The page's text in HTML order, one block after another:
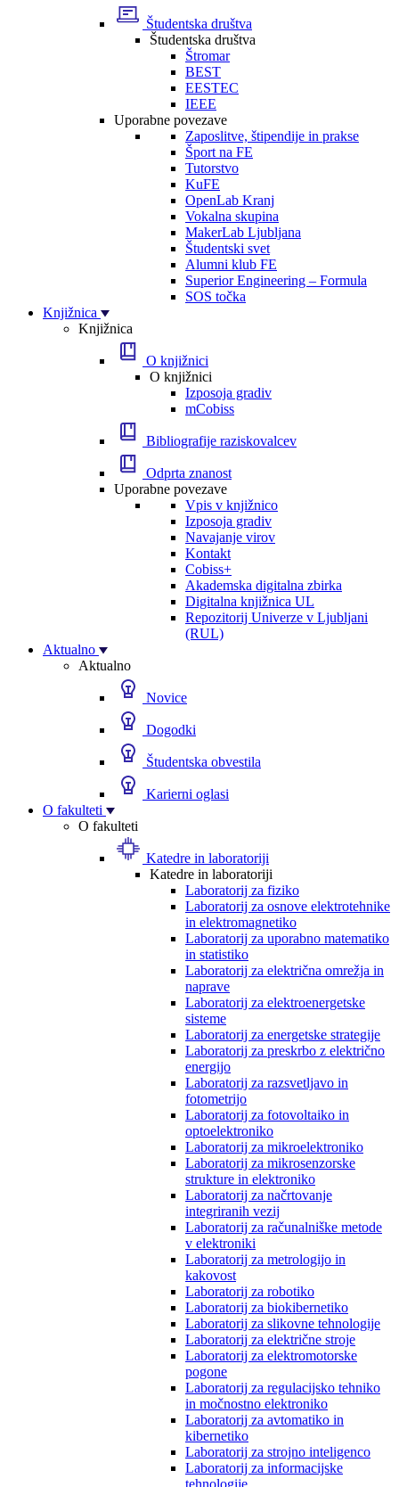
Študentska društva
Študentska društva
Štromar
BEST
EESTEC
IEEE
Uporabne povezave
Zaposlitve, štipendije in prakse
Šport na FE
Tutorstvo
KuFE
OpenLab Kranj
Vokalna skupina
MakerLab Ljubljana
Študentski svet
Alumni klub FE
Superior Engineering – Formula
SOS točka
Knjižnica
Knjižnica
O knjižnici
O knjižnici
Izposoja gradiv
mCobiss
Bibliografije raziskovalcev
Odprta znanost
Uporabne povezave
Vpis v knjižnico
Izposoja gradiv
Navajanje virov
Kontakt
Cobiss+
Akademska digitalna zbirka
Digitalna knjižnica UL
Repozitorij Univerze v Ljubljani
(RUL)
Aktualno
Aktualno
Novice
Dogodki
Študentska obvestila
Karierni oglasi
O fakulteti
O fakulteti
Katedre in laboratoriji
Katedre in laboratoriji
Laboratorij za fiziko
Laboratorij za osnove elektrotehnike
in elektromagnetiko
Laboratorij za uporabno matematiko
in statistiko
Laboratorij za električna omrežja in
naprave
Laboratorij za elektroenergetske
sisteme
Laboratorij za energetske strategije
Laboratorij za preskrbo z električno
energijo
Laboratorij za razsvetljavo in
fotometrijo
Laboratorij za fotovoltaiko in
optoelektroniko
Laboratorij za mikroelektroniko
Laboratorij za mikrosenzorske
strukture in elektroniko
Laboratorij za načrtovanje
integriranih vezij
Laboratorij za računalniške metode
v elektroniki
Laboratorij za metrologijo in
kakovost
Laboratorij za robotiko
Laboratorij za biokibernetiko
Laboratorij za slikovne tehnologije
Laboratorij za električne stroje
Laboratorij za elektromotorske
pogone
Laboratorij za regulacijsko tehniko
in močnostno elektroniko
Laboratorij za avtomatiko in
kibernetiko
Laboratorij za strojno inteligenco
Laboratorij za informacijske
tehnologije